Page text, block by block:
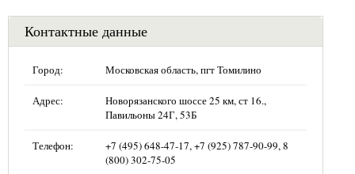
Контактные данные
Город: Московская область, пгт Томилино
Адрес:
Новорязанского шоссе 25 км, ст 16.,
Павильоны 24Г, 53Б
Телефон:
+7 (495) 648-47-17, +7 (925) 787-90-99, 8
(800) 302-75-05